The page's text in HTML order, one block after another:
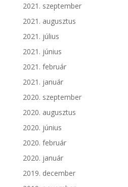
2021. szeptember
2021. augusztus
2021. július
2021. június
2021. február
2021. január
2020. szeptember
2020. augusztus
2020. június
2020. február
2020. január
2019. december